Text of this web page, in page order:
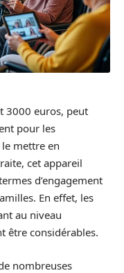
3000 euros, peut
pour les
mettre en
cet appareil
d’engagement
En effet, les
au niveau
être considérables.
nombreuses